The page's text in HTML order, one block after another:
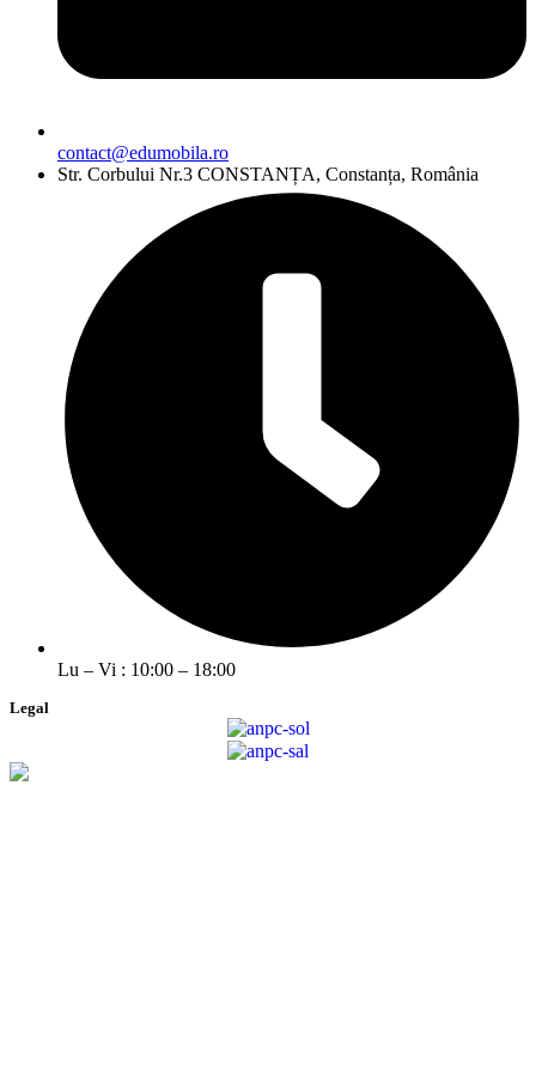
contact@edumobila.ro
Str. Corbului Nr.3 CONSTANȚA, Constanța, România
Lu – Vi : 10:00 – 18:00
Legal